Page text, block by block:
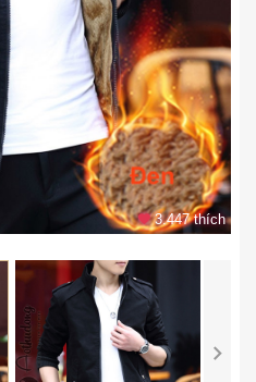
3.447 thích